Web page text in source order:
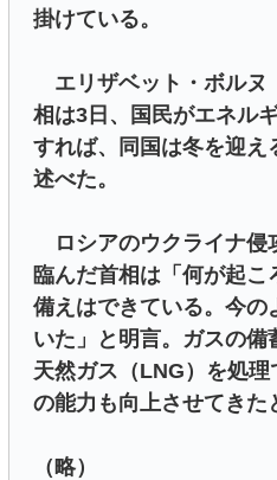
掛けている。
エリザベット・ボル
相は3日、国民がエネル
すれば、同国は冬を迎え
述べた。
ロシアのウクライナ侵
臨んだ首相は「何が起
備えはできている。今の
いた」と明言。ガスの
天然ガス（LNG）を処
の能力も向上させてきた
（略）